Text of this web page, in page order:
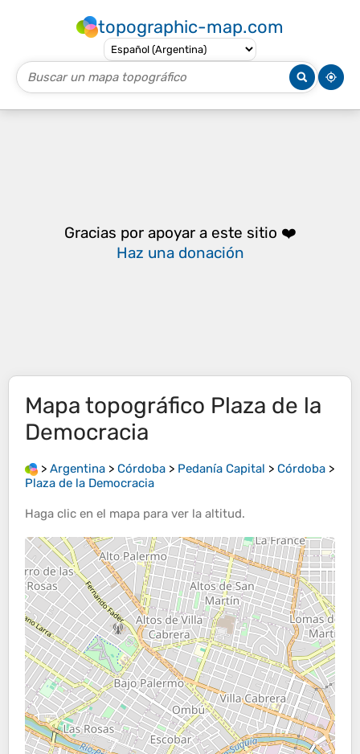
topographic-map.com
Gracias por apoyar a este sitio ❤️
Haz una donación
Mapa topográfico Plaza de la
Democracia
> Argentina > Córdoba > Pedanía Capital > Córdoba >
Plaza de la Democracia
Haga clic en el mapa para ver la altitud.